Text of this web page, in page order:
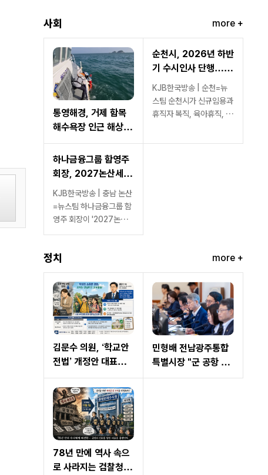
사회 more +
통영해경, 거제 함목
해수욕장 인근 해상서
표류자 4명 잇따라 구
조
순천시, 2026년 하반
기 수시인사 단행…신
규임용·복직 등 20명
KJB한국방송 | 순천=뉴
스팀 순천시가 신규임용과
휴직자 복직, 육아휴직, 시
하나금융그룹 함영주
회장, 2027논산세계
딸기산업엑스포 민간
위원장 위촉민관 협력
본격화… "세계 딸기
KJB한국방송 | 충남 논산
=뉴스팀 하나금융그룹 함
영주 회장이 '2027논산
세계딸기산업엑스포' 조직
정치 more +
김문수 의원, ‘학교안
전법’ 개정안 대표발
의…현장체험학습 교
사 면책 범위 명확화
민형배 전남광주통합
특별시장 "군 공항 이
전 3대 조건 중 2개 해
78년 만에 역사 속으
로 사라지는 검찰청…